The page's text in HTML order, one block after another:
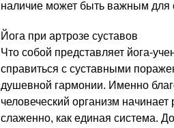
наличие может быть важным для
Йога при артрозе суставов
Что собой представляет йога-
справиться с суставными
душевной гармонии. Именно
человеческий организм
слаженно, как единая система.